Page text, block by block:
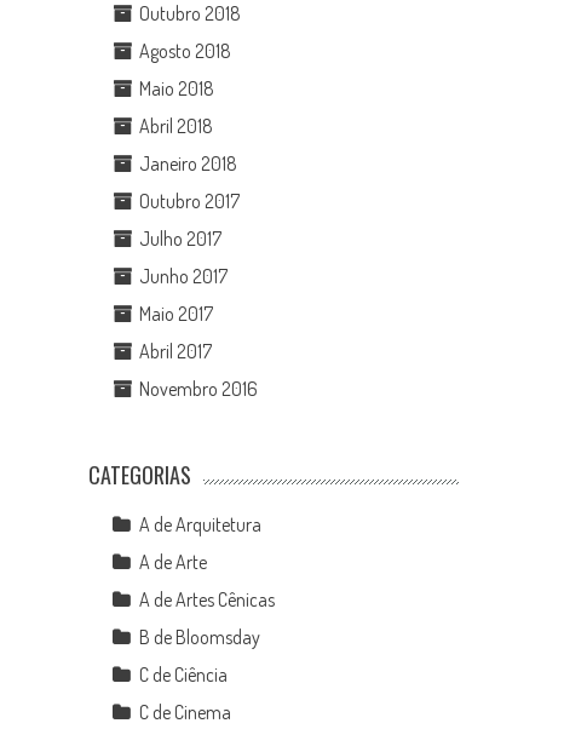
Outubro 2018
Agosto 2018
Maio 2018
Abril 2018
Janeiro 2018
Outubro 2017
Julho 2017
Junho 2017
Maio 2017
Abril 2017
Novembro 2016
CATEGORIAS
A de Arquitetura
A de Arte
A de Artes Cênicas
B de Bloomsday
C de Ciência
C de Cinema